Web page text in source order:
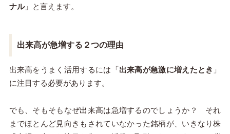
ナル」と言えます。
出来高が急増する２つの理由
出来高をうまく活用するには「出来高が急激に増えたとき 」
に注目する必要があります。
でも、そもそもなぜ出来高は急増するのでしょうか？ それ
までほとんど見向きもされていなかった銘柄が、いきなり株